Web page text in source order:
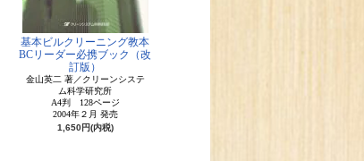
基本ビルクリーニング教本
BCリーダー必携ブック（改
訂版）
金山英二 著／クリーンシステ
ム科学研究所
A4判 128ページ
2004年２月 発売
1,650円(内税)